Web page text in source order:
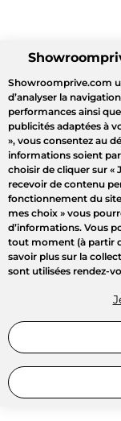
Showroomprive.com
d’analyser la
performances ainsi
publicités adaptées à
», vous consentez au
informations soient
choisir de cliquer sur «
recevoir de contenu
fonctionnement du
mes choix » vous
d’informations. Vous
tout moment (à partir
savoir plus sur la
sont utilisées rendez-